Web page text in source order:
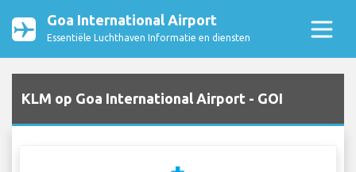
Goa International Airport
Essentiële Luchthaven Informatie en diensten
KLM op Goa International Airport - GOI